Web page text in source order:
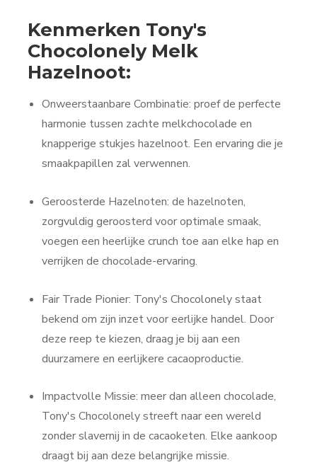
Kenmerken Tony's
Chocolonely Melk
Hazelnoot:
Onweerstaanbare Combinatie: proef de perfecte
harmonie tussen zachte melkchocolade en
knapperige stukjes hazelnoot. Een ervaring die je
smaakpapillen zal verwennen.
Geroosterde Hazelnoten: de hazelnoten,
zorgvuldig geroosterd voor optimale smaak,
voegen een heerlijke crunch toe aan elke hap en
verrijken de chocolade-ervaring.
Fair Trade Pionier: Tony's Chocolonely staat
bekend om zijn inzet voor eerlijke handel. Door
deze reep te kiezen, draag je bij aan een
duurzamere en eerlijkere cacaoproductie.
Impactvolle Missie: meer dan alleen chocolade,
Tony's Chocolonely streeft naar een wereld
zonder slavernij in de cacaoketen. Elke aankoop
draagt bij aan deze belangrijke missie.